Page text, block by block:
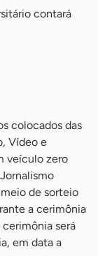
contará
colocados das
Vídeo e
veículo zero
de sorteio
a cerimônia
será
em data a